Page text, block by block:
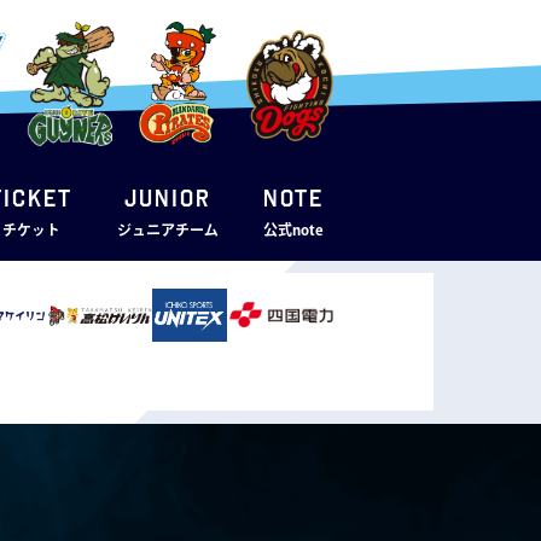
ケット
JUNIOR
ジュニアチーム
note
公式note